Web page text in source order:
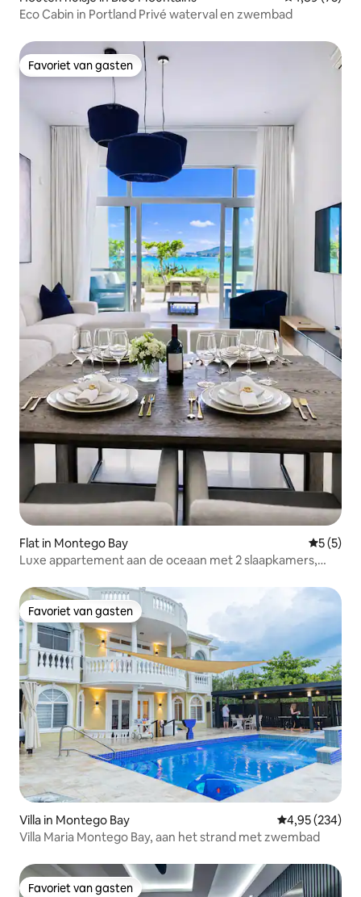
Eco Cabin in Portland Privé waterval en zwembad
Favoriet van gasten
Favoriet van gasten
Flat in Montego Bay
5 (5)
Luxe appartement aan de oceaan met 2 slaapkamers,
Favoriet van gasten
Favoriet van gasten
Villa in Montego Bay Gemiddelde
4,95 (234)
Villa Maria Montego Bay, aan het strand met zwembad
Favoriet van gasten